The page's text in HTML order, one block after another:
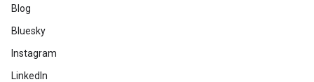
Blog
Bluesky
Instagram
LinkedIn